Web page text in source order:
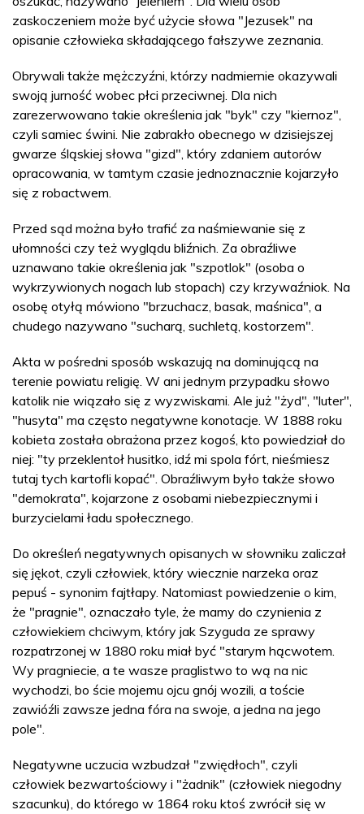
zaskoczeniem może być użycie słowa "Jezusek" na
opisanie człowieka składającego fałszywe zeznania.
Obrywali także mężczyźni, którzy nadmiernie okazywali
swoją jurność wobec płci przeciwnej. Dla nich
zarezerwowano takie określenia jak "byk" czy "kiernoz",
czyli samiec świni. Nie zabrakło obecnego w dzisiejszej
gwarze śląskiej słowa "gizd", który zdaniem autorów
opracowania, w tamtym czasie jednoznacznie kojarzyło
się z robactwem.
Przed sąd można było trafić za naśmiewanie się z
ułomności czy też wyglądu bliźnich. Za obraźliwe
uznawano takie określenia jak "szpotlok" (osoba o
wykrzywionych nogach lub stopach) czy krzywaźniok. Na
osobę otyłą mówiono "brzuchacz, basak, maśnica", a
chudego nazywano "sucharą, suchletą, kostorzem".
Akta w pośredni sposób wskazują na dominującą na
terenie powiatu religię. W ani jednym przypadku słowo
katolik nie wiązało się z wyzwiskami. Ale już "żyd", "luter",
"husyta" ma często negatywne konotacje. W 1888 roku
kobieta została obrażona przez kogoś, kto powiedział do
niej: "ty przeklentoł husitko, idź mi spola fórt, nieśmiesz
tutaj tych kartofli kopać". Obraźliwym było także słowo
"demokrata", kojarzone z osobami niebezpiecznymi i
burzycielami ładu społecznego.
Do określeń negatywnych opisanych w słowniku zaliczał
się jękot, czyli człowiek, który wiecznie narzeka oraz
pepuś - synonim fajtłapy. Natomiast powiedzenie o kim,
że "pragnie", oznaczało tyle, że mamy do czynienia z
człowiekiem chciwym, który jak Szyguda ze sprawy
rozpatrzonej w 1880 roku miał być "starym hącwotem.
Wy pragniecie, a te wasze praglistwo to wą na nic
wychodzi, bo ście mojemu ojcu gnój wozili, a toście
zawióźli zawsze jedna fóra na swoje, a jedna na jego
pole".
Negatywne uczucia wzbudzał "zwiędłoch", czyli
człowiek bezwartościowy i "żadnik" (człowiek niegodny
szacunku), do którego w 1864 roku ktoś zwrócił się w